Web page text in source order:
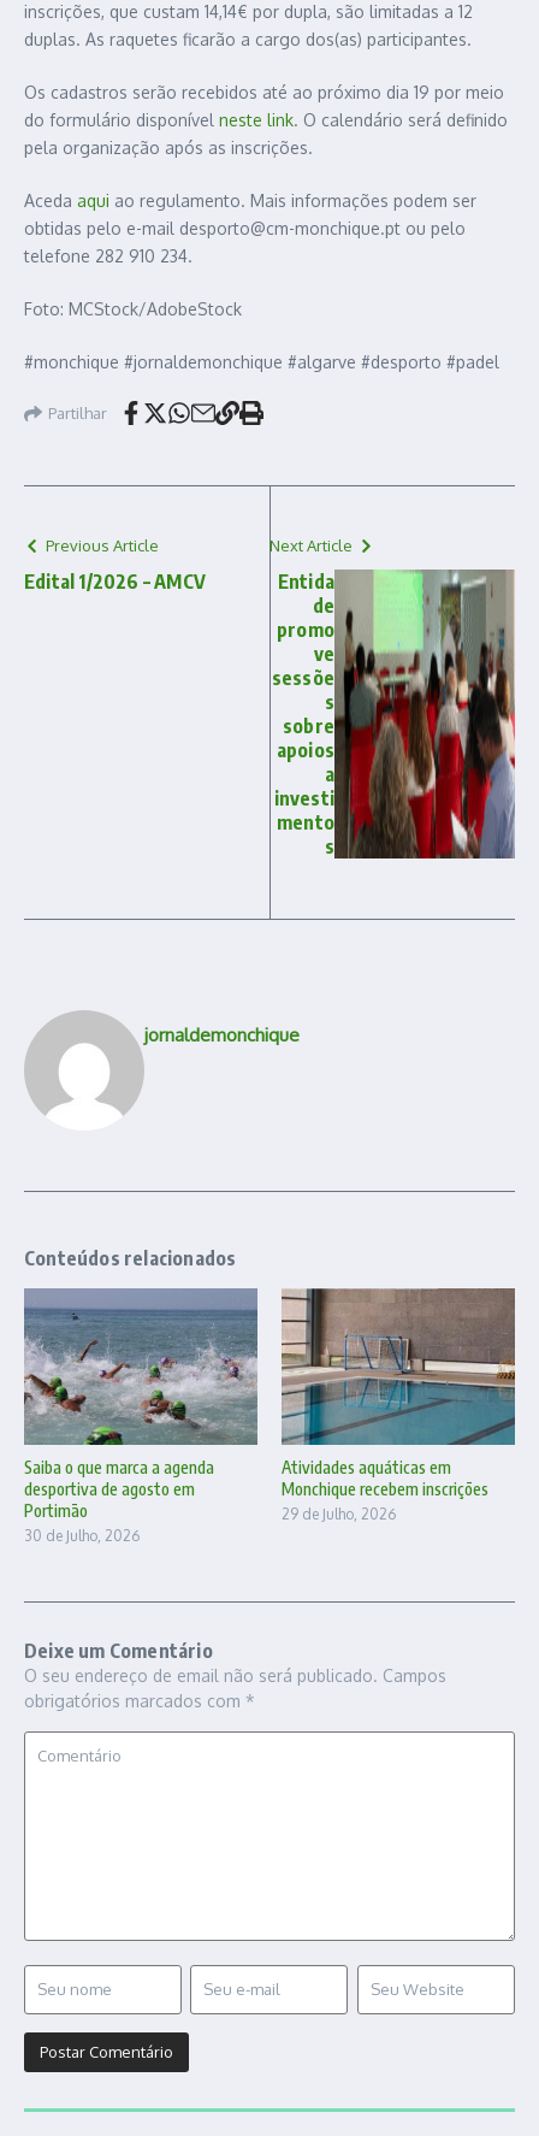
inscrições, que custam 14,14€ por dupla, são limitadas a 12
duplas. As raquetes ficarão a cargo dos(as) participantes.
Os cadastros serão recebidos até ao próximo dia 19 por meio
do formulário disponível neste link. O calendário será definido
pela organização após as inscrições.
Aceda aqui ao regulamento. Mais informações podem ser
obtidas pelo e-mail desporto@cm-monchique.pt ou pelo
telefone 282 910 234.
Foto: MCStock/AdobeStock
#monchique #jornaldemonchique #algarve #desporto #padel
Partilhar
Previous Article
Edital 1/2026 – AMCV
Next Article
Entida
de
promo
ve
sessõe
s
sobre
apoios
a
investi
mento
s
jornaldemonchique
Conteúdos relacionados
Saiba o que marca a agenda
desportiva de agosto em
Portimão
30 de Julho, 2026
Atividades aquáticas em
Monchique recebem inscrições
29 de Julho, 2026
Deixe um Comentário
O seu endereço de email não será publicado. Campos
obrigatórios marcados com *